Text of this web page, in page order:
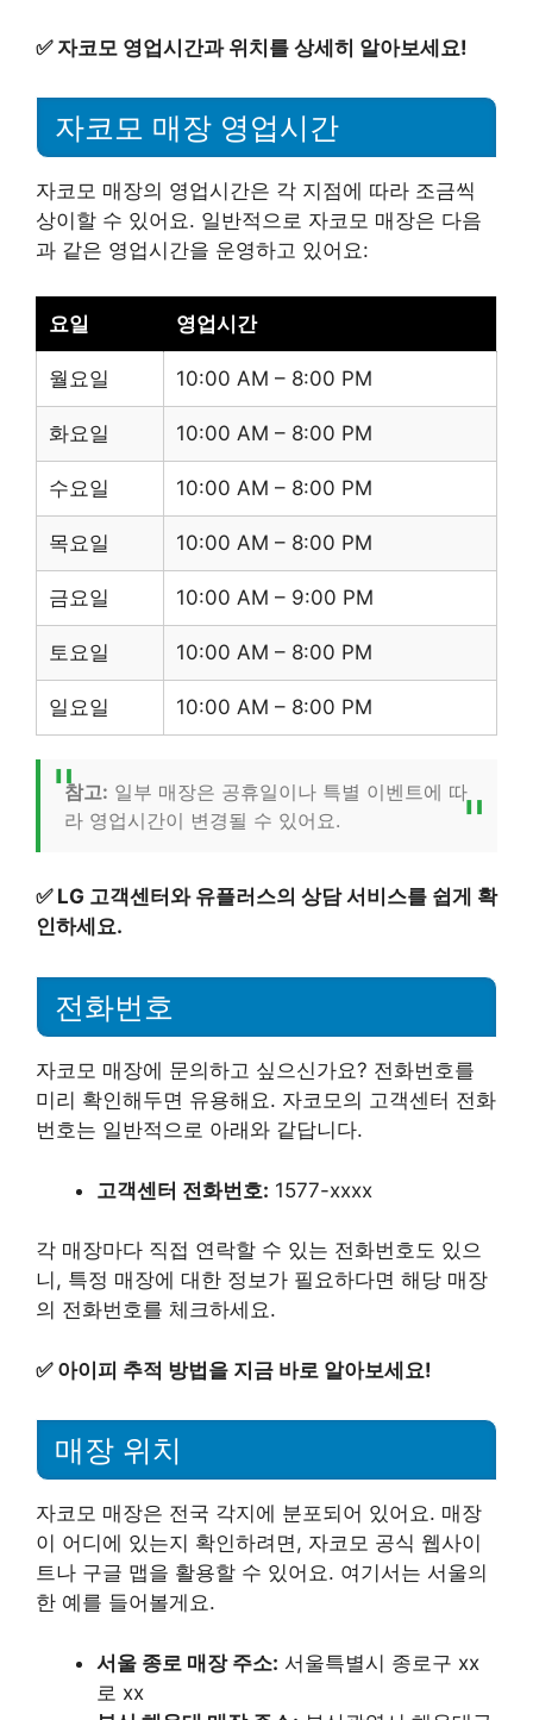
✅ 자코모 영업시간과 위치를 상세히 알아보세요!
자코모 매장 영업시간
자코모 매장의 영업시간은 각 지점에 따라 조금씩
상이할 수 있어요. 일반적으로 자코모 매장은 다음
과 같은 영업시간을 운영하고 있어요:
요일 영업시간
월요일 10:00 AM – 8:00 PM
화요일 10:00 AM – 8:00 PM
수요일 10:00 AM – 8:00 PM
목요일 10:00 AM – 8:00 PM
금요일 10:00 AM – 9:00 PM
토요일 10:00 AM – 8:00 PM
일요일 10:00 AM – 8:00 PM
참고: 일부 매장은 공휴일이나 특별 이벤트에 따
라 영업시간이 변경될 수 있어요.
✅ LG 고객센터와 유플러스의 상담 서비스를 쉽게 확
인하세요.
전화번호
자코모 매장에 문의하고 싶으신가요? 전화번호를
미리 확인해두면 유용해요. 자코모의 고객센터 전화
번호는 일반적으로 아래와 같답니다.
고객센터 전화번호: 1577-xxxx
각 매장마다 직접 연락할 수 있는 전화번호도 있으
니, 특정 매장에 대한 정보가 필요하다면 해당 매장
의 전화번호를 체크하세요.
✅ 아이피 추적 방법을 지금 바로 알아보세요!
매장 위치
자코모 매장은 전국 각지에 분포되어 있어요. 매장
이 어디에 있는지 확인하려면, 자코모 공식 웹사이
트나 구글 맵을 활용할 수 있어요. 여기서는 서울의
한 예를 들어볼게요.
서울 종로 매장 주소: 서울특별시 종로구 xx
로 xx